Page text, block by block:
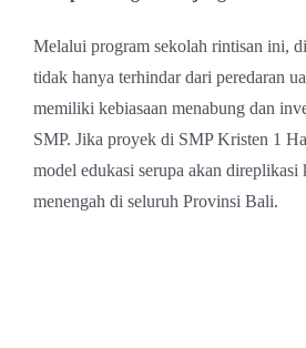
Melalui program sekolah rintisan ini,
tidak hanya terhindar dari peredaran
memiliki kebiasaan menabung dan
SMP. Jika proyek di SMP Kristen 1
model edukasi serupa akan direplikasi
menengah di seluruh Provinsi Bali.